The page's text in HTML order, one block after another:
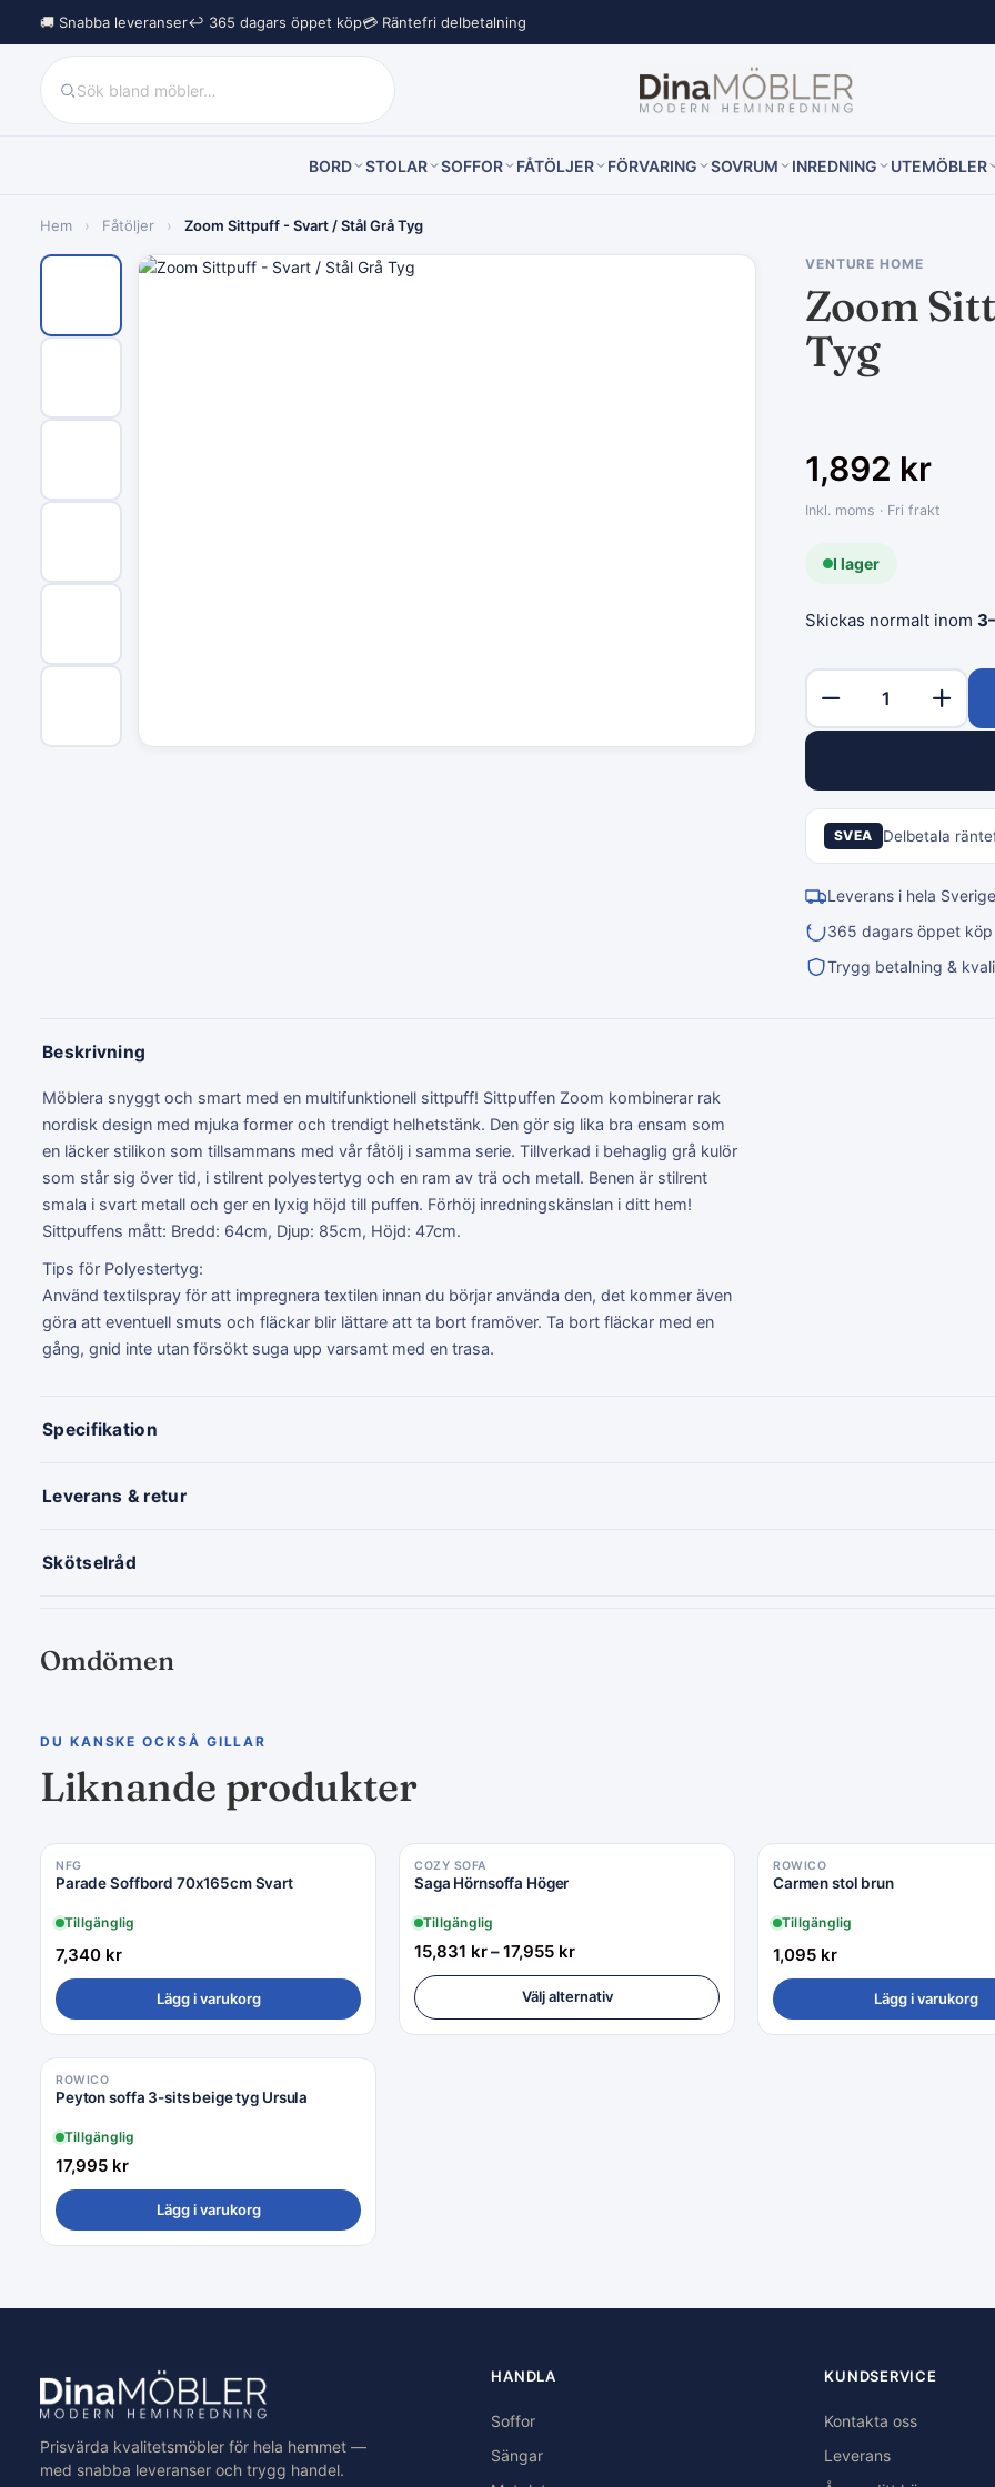
🚚 Snabba leveranser↩︎ 365 dagars öppet köp💳 Räntefri delbetalning
BORD STOLAR SOFFOR FÅTÖLJER FÖRVARING SOVRUM INREDNING UTEMÖBLER
Hem › Fåtöljer › Zoom Sittpuff - Svart / Stål Grå Tyg
VENTURE HOME
Zoom
Tyg
1,892 kr
Inkl. moms · Fri frakt
I lager
Skickas normalt inom
SVEA Delbetala
Leverans i hela Sverige
365 dagars öppet
Trygg betalning &
Beskrivning
Möblera snyggt och smart med en multifunktionell sittpuff! Sittpuffen Zoom kombinerar rak
nordisk design med mjuka former och trendigt helhetstänk. Den gör sig lika bra ensam som
en läcker stilikon som tillsammans med vår fåtölj i samma serie. Tillverkad i behaglig grå kulör
som står sig över tid, i stilrent polyestertyg och en ram av trä och metall. Benen är stilrent
smala i svart metall och ger en lyxig höjd till puffen. Förhöj inredningskänslan i ditt hem!
Sittpuffens mått: Bredd: 64cm, Djup: 85cm, Höjd: 47cm.
Tips för Polyestertyg:
Använd textilspray för att impregnera textilen innan du börjar använda den, det kommer även
göra att eventuell smuts och fläckar blir lättare att ta bort framöver. Ta bort fläckar med en
gång, gnid inte utan försökt suga upp varsamt med en trasa.
Specifikation
Leverans & retur
Skötselråd
Omdömen
DU KANSKE OCKSÅ GILLAR
Liknande produkter
NFG
Parade Soffbord 70x165cm Svart
Tillgänglig
7,340 kr
Lägg i varukorg
COZY SOFA
Saga Hörnsoffa Höger
Tillgänglig
15,831 kr–17,955 kr
Välj alternativ
ROWICO
Carmen stol brun
Tillgänglig
1,095 kr
Lägg i varukorg
ROWICO
Peyton soffa 3-sits beige tyg Ursula
Tillgänglig
17,995 kr
Lägg i varukorg
Prisvärda kvalitetsmöbler för hela hemmet —
med snabba leveranser och trygg handel.
HANDLA
Soffor
Sängar
KUNDSERVICE
Kontakta oss
Leverans